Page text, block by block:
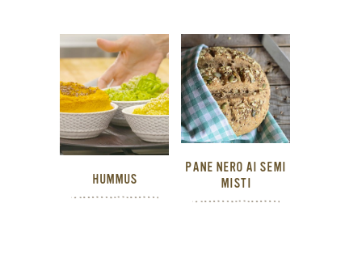
HUMMUS
PANE NERO AI SEMI
MISTI